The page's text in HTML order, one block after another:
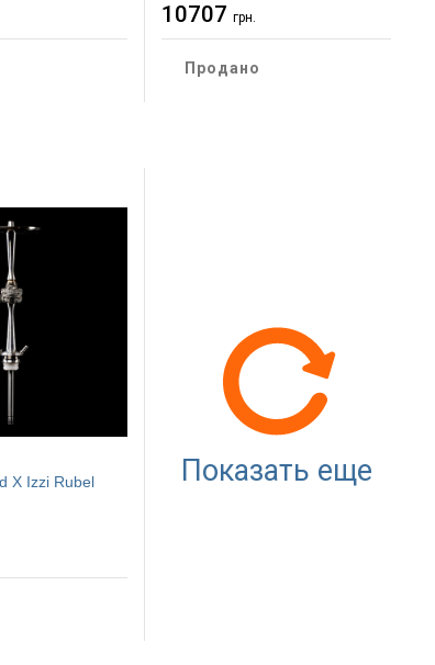
10707 грн.
Продано
X Izzi Rubel Показать еще